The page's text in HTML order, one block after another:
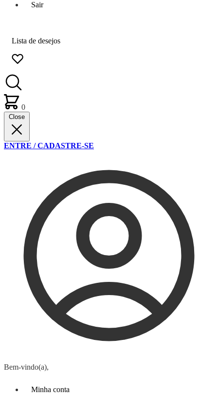
Sair
Lista de desejos
0
Close
ENTRE / CADASTRE-SE
Bem-vindo(a),
Minha conta